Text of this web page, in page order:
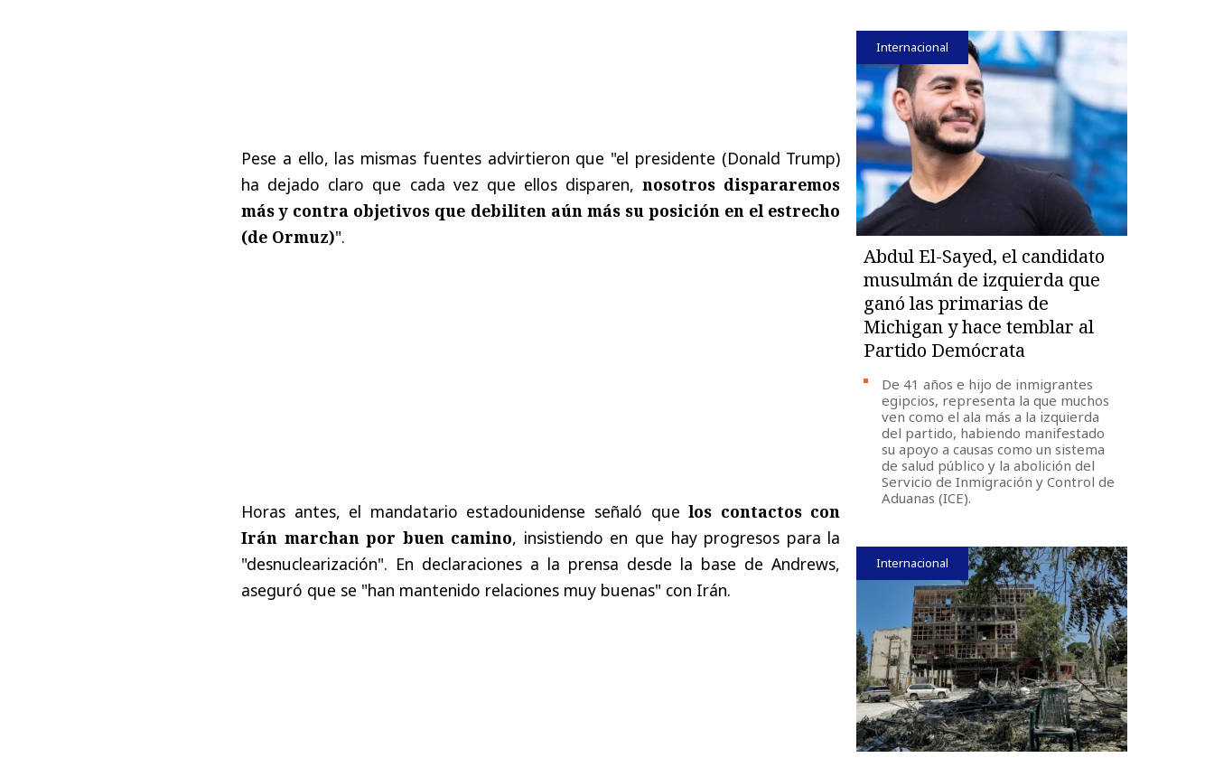
Pese a ello, las mismas fuentes advirtieron que "el presidente (Donald Trump)
ha dejado claro que cada vez que ellos disparen,nosotros dispararemos
más y contra objetivos que debiliten aún más su posición en el estrecho
(de Ormuz)".
Horas antes, el mandatario estadounidense señaló quelos contactos con
Irán marchan por buen camino, insistiendo en que hay progresos para la
"desnuclearización". En declaraciones a la prensa desde la base de Andrews,
aseguró que se "han mantenido relaciones muy buenas" con Irán.
Internacional
Abdul El-Sayed, el candidato
musulmán de izquierda que
ganó las primarias de
Michigan y hace temblar al
Partido Demócrata
De 41 años e hijo de inmigrantes
egipcios, representa la que muchos
ven como el ala más a la izquierda
del partido, habiendo manifestado
su apoyo a causas como un sistema
de salud público y la abolición del
Servicio de Inmigración y Control de
Aduanas (ICE).
Internacional